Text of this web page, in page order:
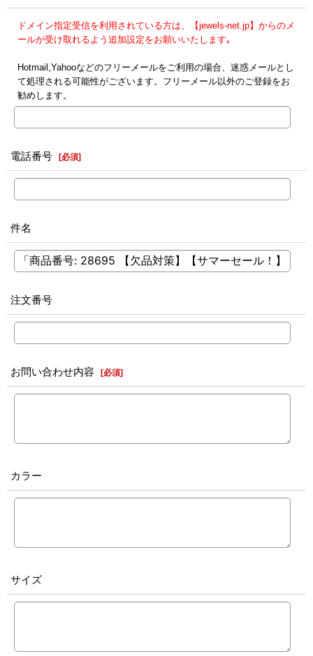
ドメイン指定受信を利用されている方は、【jewels-net.jp】からのメ
ールが受け取れるよう追加設定をお願いいたします｡
Hotmail,Yahooなどのフリーメールをご利用の場合、迷惑メールとし
て処理される可能性がございます。フリーメール以外のご登録をお
勧めします。
電話番号 [必須]
件名
注文番号
お問い合わせ内容 [必須]
カラー
サイズ